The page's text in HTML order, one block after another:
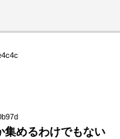
集めるわけでもない